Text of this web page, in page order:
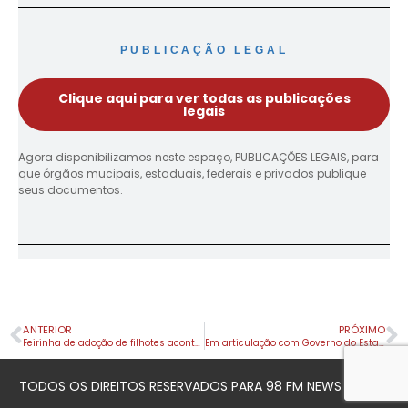
PUBLICAÇÃO LEGAL
Clique aqui para ver todas as publicações
legais
Agora disponibilizamos neste espaço, PUBLICAÇÕES LEGAIS, para
que órgãos mucipais, estaduais, federais e privados publique
seus documentos.
ANTERIOR
Feirinha de adoção de filhotes acontece neste sábado em Apucarana
PRÓXIMO
Em articulação com Governo do Estado, Beto Preto celebra dia histórico e Apucarana terá nova ligação com Londrina
TODOS OS DIREITOS RESERVADOS PARA 98 FM NEWS © 2023